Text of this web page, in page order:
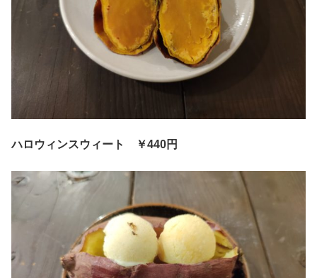
ハロウィンスウィート ￥440円